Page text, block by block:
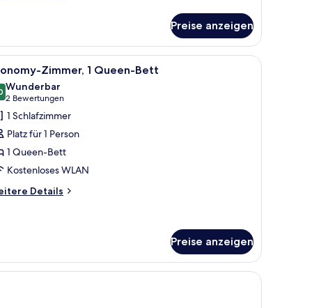
Preise anzeigen
einem Schreibtisch mit Stuhl, einem an der Wand befestigten Fernseher
Ein modernes Hotelzimmer mit einem
8 Zimmer, 1 Queen-Bett
von 10
Wunderbar
2 Bewertungen
(2
Bewertungen)
1 Schlafzimmer
Platz für 1 Person
1 Queen-Bett
Kostenloses WLAN
Details
Preise anzeigen
Zimmersafe